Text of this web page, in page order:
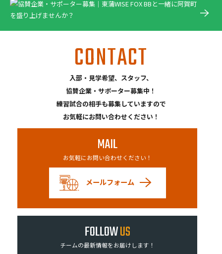
CONTACT
入部・見学希望、スタッフ、
協賛企業・サポーター募集中！
練習試合の相手も募集していますので
お気軽にお問い合わせください！
MAIL
お気軽にお問い合わせください！
メールフォーム
FOLLOWUS
チームの最新情報をお届けします！